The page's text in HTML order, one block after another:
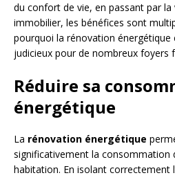
du confort de vie, en passant par
immobilier, les bénéfices sont
pourquoi la rénovation énergétique
judicieux pour de nombreux foyers
Réduire sa
énergétique
La rénovation énergétique
significativement la consommation
habitation. En isolant correctement